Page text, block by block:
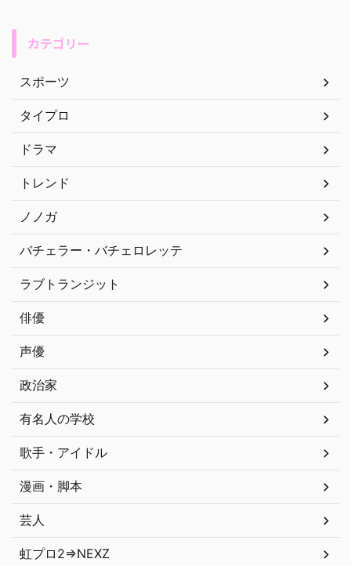
カテゴリー
スポーツ
タイプロ
ドラマ
トレンド
ノノガ
バチェラー・バチェロレッテ
ラブトランジット
俳優
声優
政治家
有名人の学校
歌手・アイドル
漫画・脚本
芸人
虹プロ2⇒NEXZ